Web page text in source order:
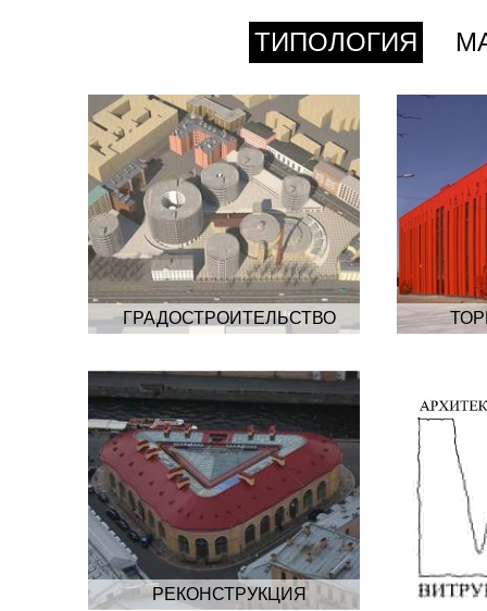
ТИПОЛОГИЯ
ГРАДОСТРОИТЕЛЬСТВО
РЕКОНСТРУКЦИЯ